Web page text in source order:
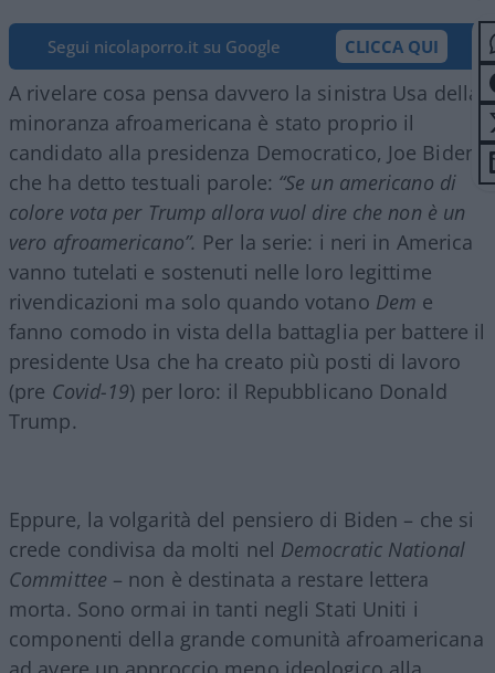
Segui nicolaporro.it su Google CLICCA QUI
A rivelare cosa pensa davvero la sinistra Usa della
minoranza afroamericana è stato proprio il
candidato alla presidenza Democratico, Joe Biden,
che ha detto testuali parole: “Se un americano di
colore vota per Trump allora vuol dire che non è un
vero afroamericano”. Per la serie: i neri in America
vanno tutelati e sostenuti nelle loro legittime
rivendicazioni ma solo quando votano Dem e
fanno comodo in vista della battaglia per battere il
presidente Usa che ha creato più posti di lavoro
(pre Covid-19) per loro: il Repubblicano Donald
Trump.
Eppure, la volgarità del pensiero di Biden – che si
crede condivisa da molti nel Democratic National
Committee – non è destinata a restare lettera
morta. Sono ormai in tanti negli Stati Uniti i
componenti della grande comunità afroamericana